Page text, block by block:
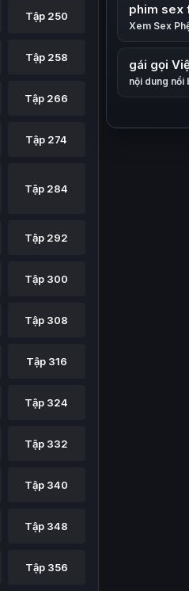
Tập 250
Tập 258
Tập 266
Tập 274
Tập 284
Tập 292
Tập 300
Tập 308
Tập 316
Tập 324
Tập 332
Tập 340
Tập 348
Tập 356
phim sex
Xem Sex
gái gọi
nội dung nổi